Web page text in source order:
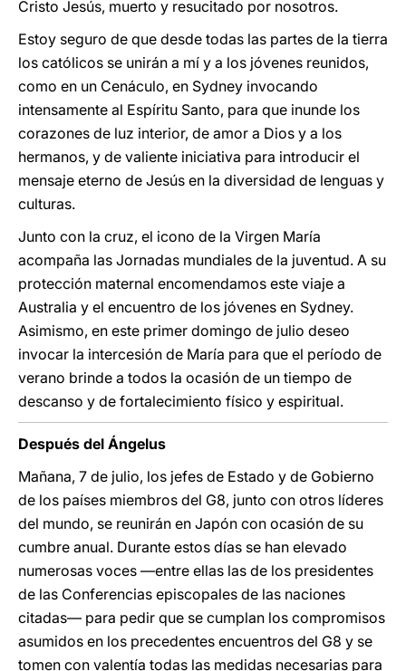
Cristo Jesús, muerto y resucitado por nosotros.
Estoy seguro de que desde todas las partes de la tierra
los católicos se unirán a mí y a los jóvenes reunidos,
como en un Cenáculo, en Sydney invocando
intensamente al Espíritu Santo, para que inunde los
corazones de luz interior, de amor a Dios y a los
hermanos, y de valiente iniciativa para introducir el
mensaje eterno de Jesús en la diversidad de lenguas y
culturas.
Junto con la cruz, el icono de la Virgen María
acompaña las Jornadas mundiales de la juventud. A su
protección maternal encomendamos este viaje a
Australia y el encuentro de los jóvenes en Sydney.
Asimismo, en este primer domingo de julio deseo
invocar la intercesión de María para que el período de
verano brinde a todos la ocasión de un tiempo de
descanso y de fortalecimiento físico y espiritual.
Después del Ángelus
Mañana, 7 de julio, los jefes de Estado y de Gobierno
de los países miembros del G8, junto con otros líderes
del mundo, se reunirán en Japón con ocasión de su
cumbre anual. Durante estos días se han elevado
numerosas voces —entre ellas las de los presidentes
de las Conferencias episcopales de las naciones
citadas— para pedir que se cumplan los compromisos
asumidos en los precedentes encuentros del G8 y se
tomen con valentía todas las medidas necesarias para